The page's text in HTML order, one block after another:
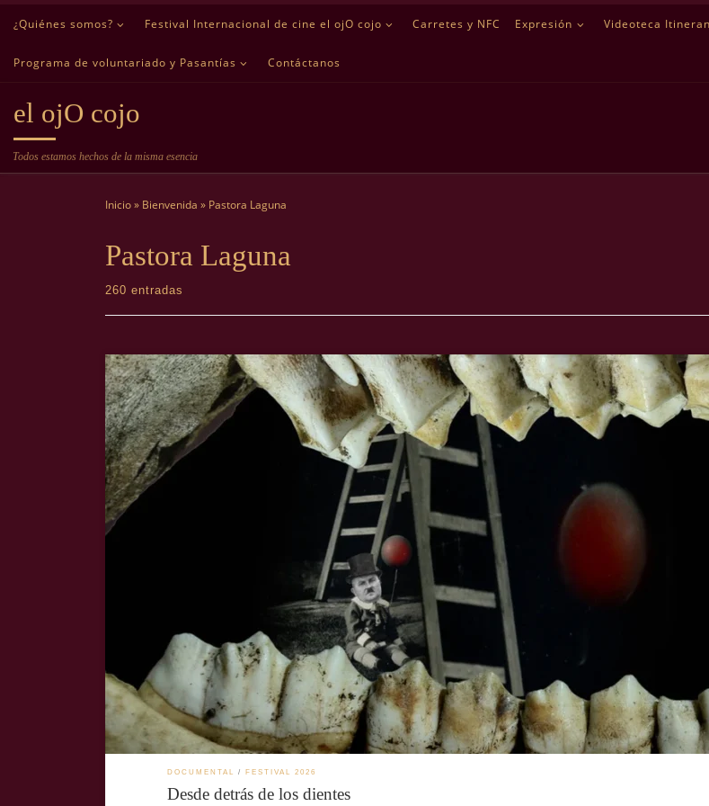
Saltar al contenido
¿Quiénes somos? Festival Internacional de cine el ojO cojo Carretes y NFC Expresión Videoteca
Programa de voluntariado y Pasantías Contáctanos
el ojO cojo
Todos estamos hechos de la misma esencia
Inicio» Bienvenida » Pastora Laguna
Pastora Laguna
260 entradas
Desde detrás de los dientes, dirigida por Mox Mäkelä, propone una reflexión visual y filosófica donde el juego, la
partida de ajedrez sin reglas, la película cuestiona las estructuras del conocimiento y explora los límites entre
DOCUMENTAL FESTIVAL 2026
Desde detrás de los dientes